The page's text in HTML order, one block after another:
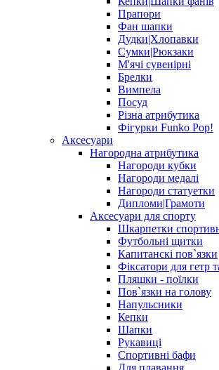
Прапори
Фан шапки
Дудки|Хлопавки
Сумки|Рюкзаки
М'ячі сувенірні
Брелки
Вимпела
Посуд
Різна атрибутика
Фігурки Funko Pop!
Аксесуари
Нагородна атрибутика
Нагороди кубки
Нагороди медалі
Нагороди статуетки
Дипломи|Грамоти
Аксесуари для спорту
Шкарпетки
Футбольні щитки
Капитанскі пов`язки
Фіксатори для гетр
Пляшки - поїлки
Пов`язки на голову
Напульсники
Кепки
Шапки
Рукавиці
Спортивні бафи
Для плавання